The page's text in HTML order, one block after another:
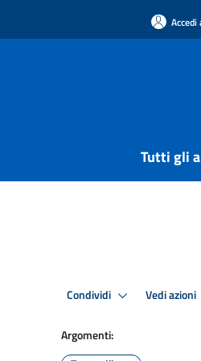
Tutti gli
Condividi Vedi azioni
Argomenti: